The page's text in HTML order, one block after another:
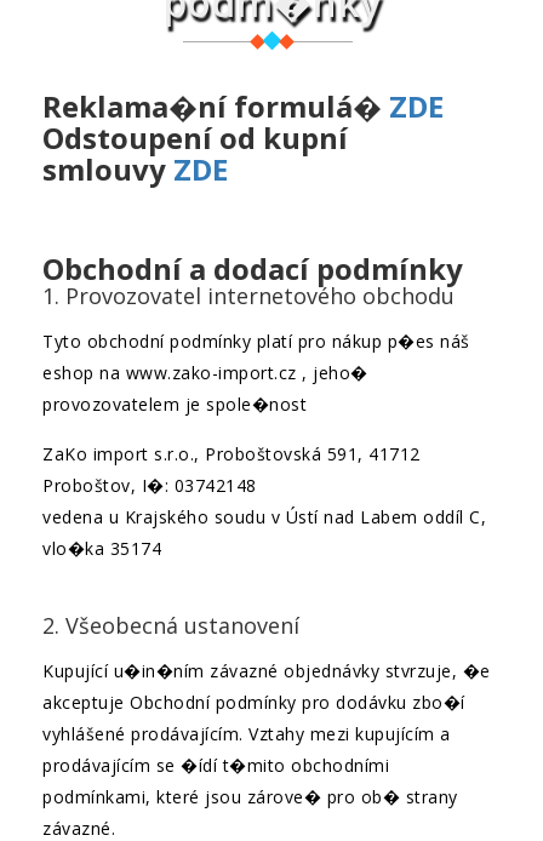
Reklama�ní formulá� ZDE
Odstoupení od kupní
smlouvy ZDE
Obchodní a dodací podmínky
1. Provozovatel internetového obchodu
Tyto obchodní podmínky platí pro nákup p�es náš
eshop na www.zako-import.cz , jeho�
provozovatelem je spole�nost
ZaKo import s.r.o., Proboštovská 591, 41712
Proboštov, I�: 03742148
vedena u Krajského soudu v Ústí nad Labem oddíl C,
vlo�ka 35174
2. Všeobecná ustanovení
Kupující u�in�ním závazné objednávky stvrzuje, �e
akceptuje Obchodní podmínky pro dodávku zbo�í
vyhlášené prodávajícím. Vztahy mezi kupujícím a
prodávajícím se �ídí t�mito obchodními
podmínkami, které jsou zárove� pro ob� strany
závazné.